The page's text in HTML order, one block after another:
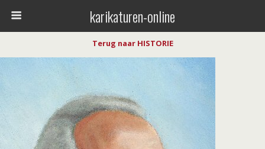
karikaturen-online
Terug naar HISTORIE